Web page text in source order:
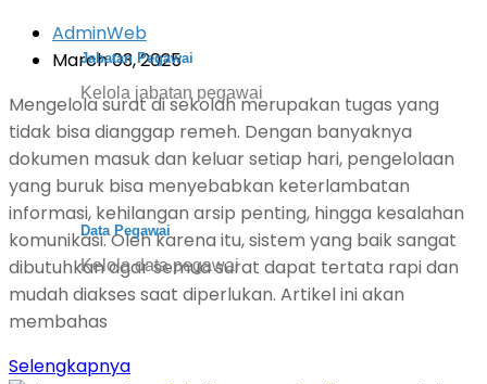
Jabatan Pegawai
Kelola jabatan pegawai
Data Pegawai
Kelola data pegawai
AdminWeb
March 03, 2025
Mengelola surat di sekolah merupakan tugas yang
tidak bisa dianggap remeh. Dengan banyaknya
dokumen masuk dan keluar setiap hari, pengelolaan
yang buruk bisa menyebabkan keterlambatan
informasi, kehilangan arsip penting, hingga kesalahan
komunikasi. Oleh karena itu, sistem yang baik sangat
dibutuhkan agar semua surat dapat tertata rapi dan
mudah diakses saat diperlukan. Artikel ini akan
membahas
Selengkapnya